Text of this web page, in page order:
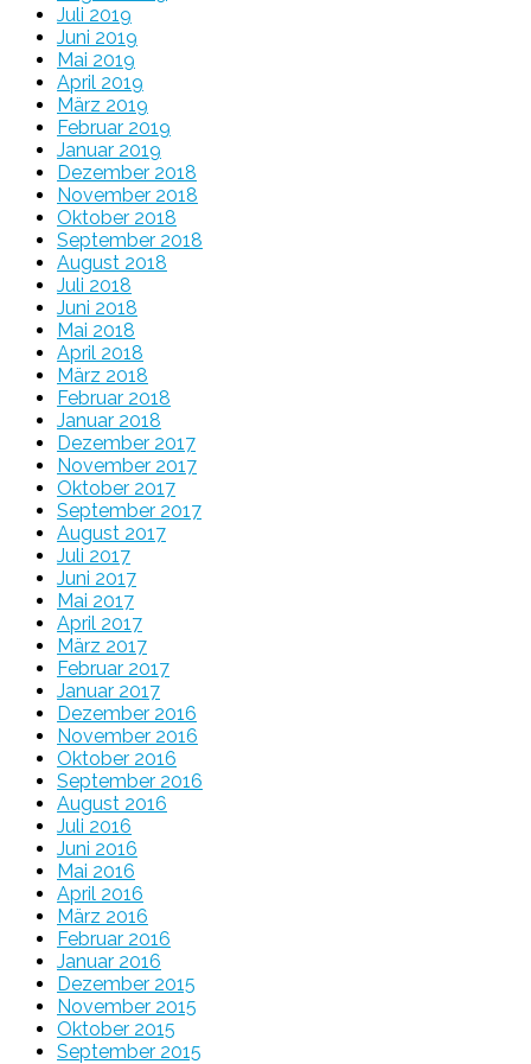
Juli 2019
Juni 2019
Mai 2019
April 2019
März 2019
Februar 2019
Januar 2019
Dezember 2018
November 2018
Oktober 2018
September 2018
August 2018
Juli 2018
Juni 2018
Mai 2018
April 2018
März 2018
Februar 2018
Januar 2018
Dezember 2017
November 2017
Oktober 2017
September 2017
August 2017
Juli 2017
Juni 2017
Mai 2017
April 2017
März 2017
Februar 2017
Januar 2017
Dezember 2016
November 2016
Oktober 2016
September 2016
August 2016
Juli 2016
Juni 2016
Mai 2016
April 2016
März 2016
Februar 2016
Januar 2016
Dezember 2015
November 2015
Oktober 2015
September 2015